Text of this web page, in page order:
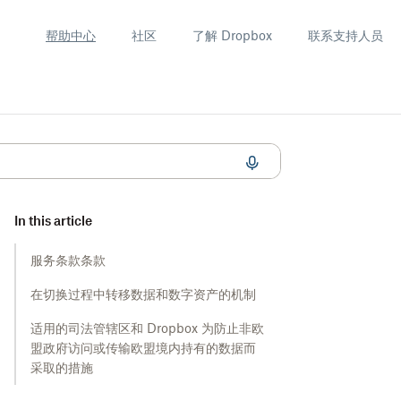
帮助中心 社区 了解 Dropbox 联系支持人员
In this article
服务条款条款
在切换过程中转移数据和数字资产的机制
适用的司法管辖区和 Dropbox 为防止非欧
盟政府访问或传输欧盟境内持有的数据而
采取的措施